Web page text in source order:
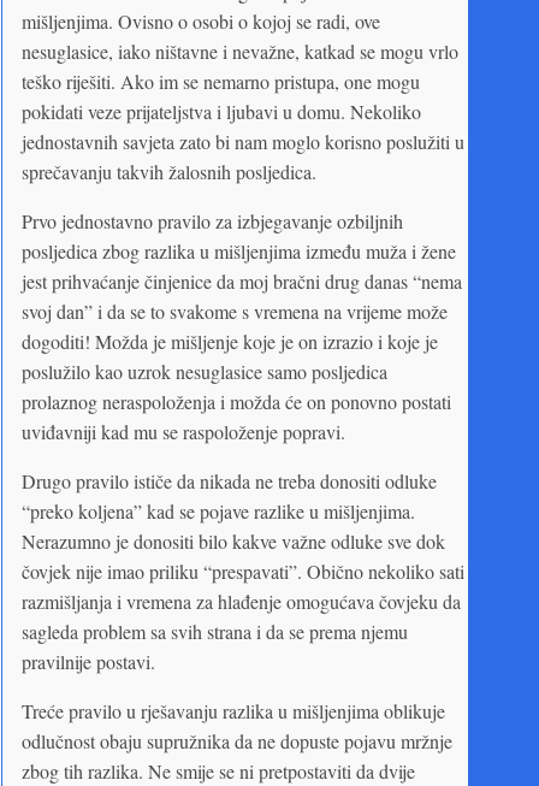
mišljenjima. Ovisno o osobi o kojoj se radi, ove
nesuglasice, iako ništavne i nevažne, katkad se mogu vrlo
teško riješiti. Ako im se nemarno pristupa, one mogu
pokidati veze prijateljstva i ljubavi u domu. Nekoliko
jednostavnih savjeta zato bi nam moglo korisno poslužiti u
sprečavanju takvih žalosnih posljedica.
Prvo jednostavno pravilo za izbjegavanje ozbiljnih
posljedica zbog razlika u mišljenjima između muža i žene
jest prihvaćanje činjenice da moj bračni drug danas “nema
svoj dan” i da se to svakome s vremena na vrijeme može
dogoditi! Možda je mišljenje koje je on izrazio i koje je
poslužilo kao uzrok nesuglasice samo posljedica
prolaznog neraspoloženja i možda će on ponovno postati
uviđavniji kad mu se raspoloženje popravi.
Drugo pravilo ističe da nikada ne treba donositi odluke
“preko koljena” kad se pojave razlike u mišljenjima.
Nerazumno je donositi bilo kakve važne odluke sve dok
čovjek nije imao priliku “prespavati”. Obično nekoliko sati
razmišljanja i vremena za hlađenje omogućava čovjeku da
sagleda problem sa svih strana i da se prema njemu
pravilnije postavi.
Treće pravilo u rješavanju razlika u mišljenjima oblikuje
odlučnost obaju supružnika da ne dopuste pojavu mržnje
zbog tih razlika. Ne smije se ni pretpostaviti da dvije